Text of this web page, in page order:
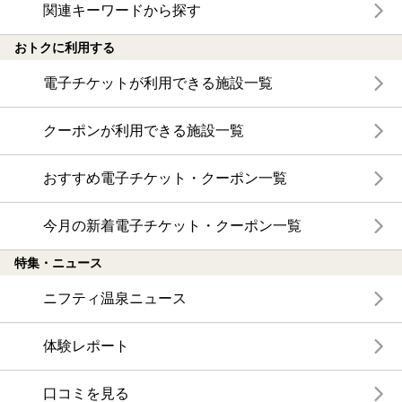
関連キーワードから探す
おトクに利用する
電子チケットが利用できる施設一覧
クーポンが利用できる施設一覧
おすすめ電子チケット・クーポン一覧
今月の新着電子チケット・クーポン一覧
特集・ニュース
ニフティ温泉ニュース
体験レポート
口コミを見る